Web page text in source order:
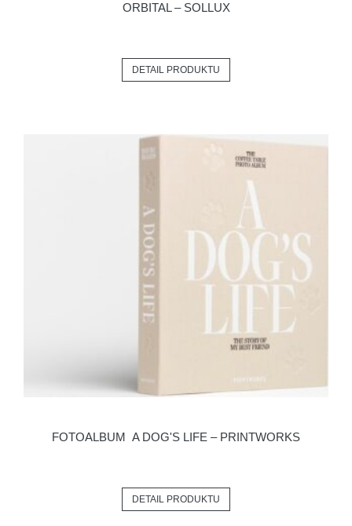
ORBITAL – SOLLUX
DETAIL PRODUKTU
FOTOALBUM A DOG'S LIFE – PRINTWORKS
DETAIL PRODUKTU